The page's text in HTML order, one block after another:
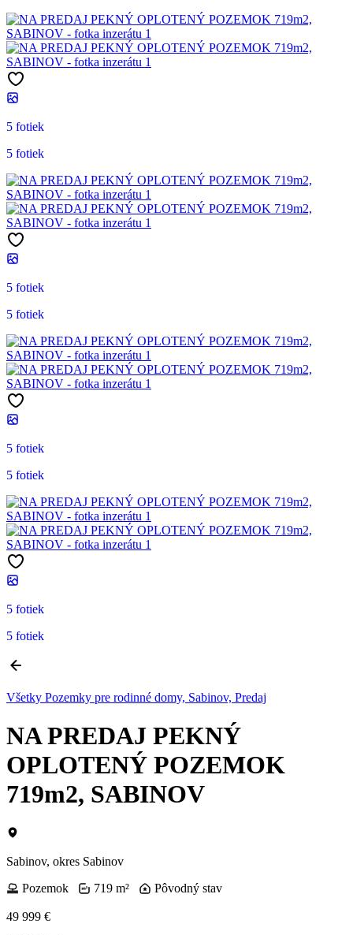
5 fotiek
5 fotiek
5 fotiek
5 fotiek
5 fotiek
5 fotiek
5 fotiek
5 fotiek
Všetky Pozemky pre rodinné domy, Sabinov, Predaj
NA PREDAJ PEKNÝ
OPLOTENÝ POZEMOK
719m2, SABINOV
Sabinov, okres Sabinov
Pozemok
719 m² Pôvodný stav
49 999 €